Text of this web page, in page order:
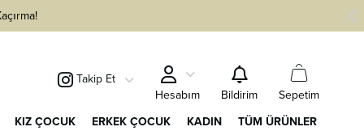
Takip Et
Hesabım
Bildirim
Sepetim
KIZ ÇOCUK ERKEK ÇOCUK KADIN TÜM ÜRÜNLER